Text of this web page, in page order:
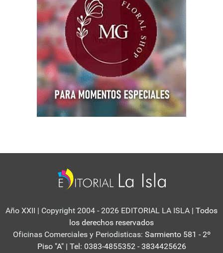
Año XXII | Copyright 2004 - 2026 EDITORIAL LA ISLA | Todos
los derechos reservados
Oficinas Comerciales y Periodisticas: Sarmiento 581 - 2º
Piso "A" | Tel: 0383-4855352 - 3834425626